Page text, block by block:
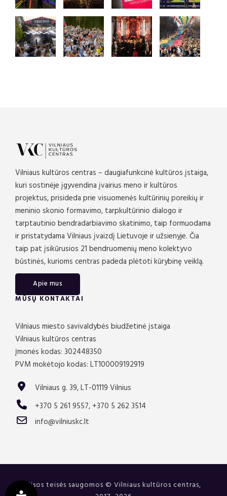
Vilniaus kultūros centras – daugiafunkcinė kultūros įstaiga,
kuri sostinėje įgyvendina įvairius meno ir kultūros
projektus, prisideda prie visuomenės kultūrinių poreikių ir
meninio skonio formavimo, tarpkultūrinio dialogo ir
tarptautinio bendradarbiavimo skatinimo, taip formuodama
ir pristatydama Vilniaus įvaizdį Lietuvoje ir užsienyje. Čia
taip pat įsikūrusios 21 bendruomenių meno kolektyvo
būstinės, kurioms centras padeda plėtoti kūrybinę veiklą.
Apie mus
MŪSŲ KONTAKTAI
Vilniaus miesto savivaldybės biudžetinė įstaiga
Vilniaus kultūros centras
Įmonės kodas: 302448350
PVM mokėtojo kodas: LT100009192919
Vilniaus g. 39, LT-01119 Vilnius
+370 5 261 9557, +370 5 262 3514
info@vilniuskc.lt
Visos teisės saugomos © Vilniaus kultūros centras,